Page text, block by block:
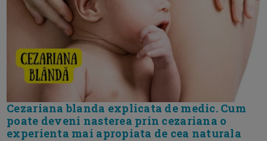
Cezariana blanda explicata de medic. Cum
poate deveni nasterea prin cezariana o
experienta mai apropiata de cea naturala